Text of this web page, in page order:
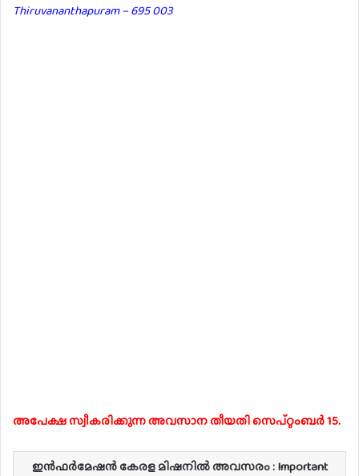
Thiruvananthapuram – 695 003
അപേക്ഷ സ്വീകരിക്കുന്ന അവസാന തീയതി സെപ്റ്റംബർ 15.
ഇൻഫർമേഷൻ കേരള മിഷനിൽ അവസരം : Important